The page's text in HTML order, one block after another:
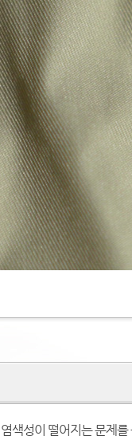
색성이 떨어지는 문제